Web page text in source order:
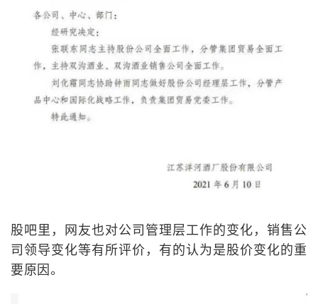
股吧里，网友也对公司管理层工作的变化，销售公
司领导变化等有所评价，有的认为是股价变化的重
要原因。